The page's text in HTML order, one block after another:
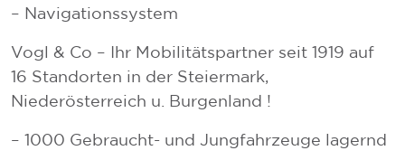
– Navigationssystem
Vogl & Co – Ihr Mobilitätspartner seit 1919 auf
16 Standorten in der Steiermark,
Niederösterreich u. Burgenland !
– 1000 Gebraucht- und Jungfahrzeuge lagernd